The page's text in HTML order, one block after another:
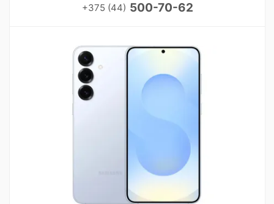
+375 (44) 500-70-62